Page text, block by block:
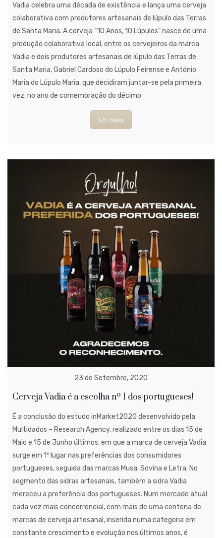
Vadia celebra uma década de existência e lança uma cerveja
colaborativa com produtores artesanais de lúpulo das Terras
de Santa Maria. A cerveja “10 Anos, 10 Lúpulos” nasce de uma
produção colaborativa local, entre os cervejeiros da marca
Vadia e dois produtores artesanais de lúpulo das Terras de
Santa Maria, Gabriel Cardoso do Lúpulo Feirense e António
Maria do Lúpulo Maria, que decidiram juntar-se pela primeira
vez, no ano de comemoração do décimo
Ler mais
23 de Setembro, 2020
Cerveja Vadia é a escolha nº 1 dos portugueses!
É a conclusão do estudo inMarket2020 desenvolvido pela
Multidados – Research Agency, realizado entre os dias 15 de
Maio e 15 de Junho últimos, em que a marca de cerveja Vadia
surge em 1º lugar nas preferências dos consumidores
portugueses, seguida das marcas Musa, Sovina e Letra. No
segmento das sidras artesanais, também a sidra Vadia
mereceu a preferência dos portugueses. Num mercado atual
cada vez mais concorrencial, com mais de uma centena de
marcas de cerveja artesanal, inserida numa categoria em
constante crescimento e evolução nos últimos anos, é